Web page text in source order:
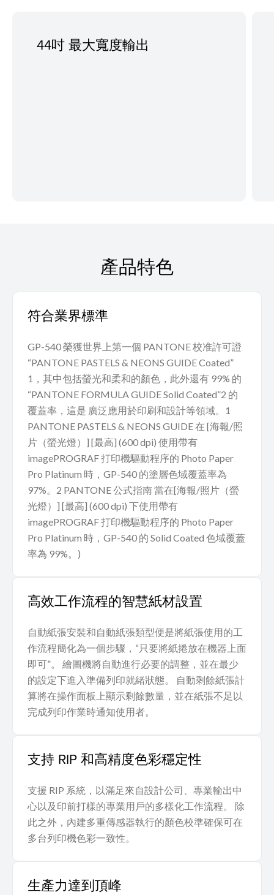
44吋 最大寬度輸出
產品特色
符合業界標準
GP-540 榮獲世界上第一個 PANTONE 校准許可證
“PANTONE PASTELS & NEONS GUIDE Coated”
1，其中包括螢光和柔和的顏色，此外還有 99% 的
“PANTONE FORMULA GUIDE Solid Coated”2 的
覆蓋率，這是 廣泛應用於印刷和設計等領域。1
PANTONE PASTELS & NEONS GUIDE 在 [海報/照
片（螢光燈）] [最高] (600 dpi) 使用帶有
imagePROGRAF 打印機驅動程序的 Photo Paper
Pro Platinum 時，GP-540 的塗層色域覆蓋率為
97%。2 PANTONE 公式指南 當在[海報/照片（螢
光燈）] [最高] (600 dpi) 下使用帶有
imagePROGRAF 打印機驅動程序的 Photo Paper
Pro Platinum 時，GP-540 的 Solid Coated 色域覆蓋
率為 99%。)
高效工作流程的智慧紙材設置
自動紙張安裝和自動紙張類型便是將紙張使用的工
作流程簡化為一個步驟，“只要將紙捲放在機器上面
即可”。 繪圖機將自動進行必要的調整，並在最少
的設定下進入準備列印就緒狀態。 自動剩餘紙張計
算將在操作面板上顯示剩餘數量，並在紙張不足以
完成列印作業時通知使用者。
支持 RIP 和高精度色彩穩定性
支援 RIP 系統，以滿足來自設計公司、專業輸出中
心以及印前打樣的專業用戶的多樣化工作流程。 除
此之外，內建多重傳感器執行的顏色校準確保可在
多台列印機色彩一致性。
生產力達到頂峰